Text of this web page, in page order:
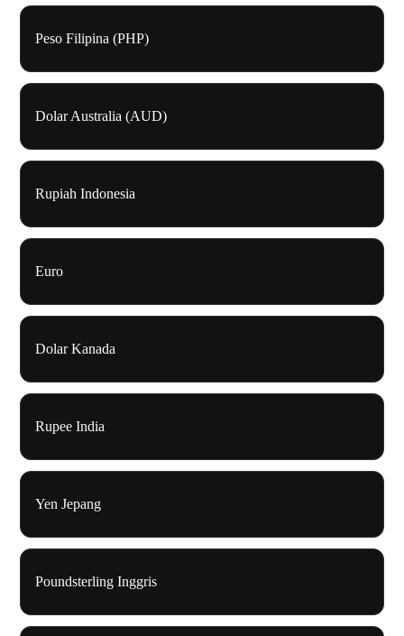
Peso Filipina (PHP)
Dolar Australia (AUD)
Rupiah Indonesia
Euro
Dolar Kanada
Rupee India
Yen Jepang
Poundsterling Inggris